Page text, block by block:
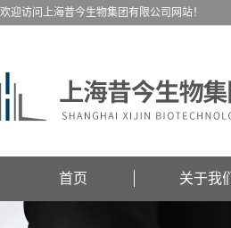
欢迎访问上海昔今生物集团有限公司网站！
首页 关于我们